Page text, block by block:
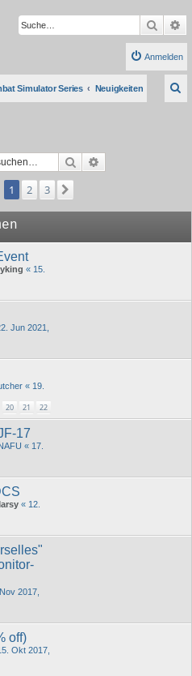
Suche
Anmelden
Simulator Series Neuigkeiten
Suche
1 2 3
« 15.
Jun 2021,
« 19.
20 21 22
17
« 17.
« 12.
2017,
off)
Okt 2017,